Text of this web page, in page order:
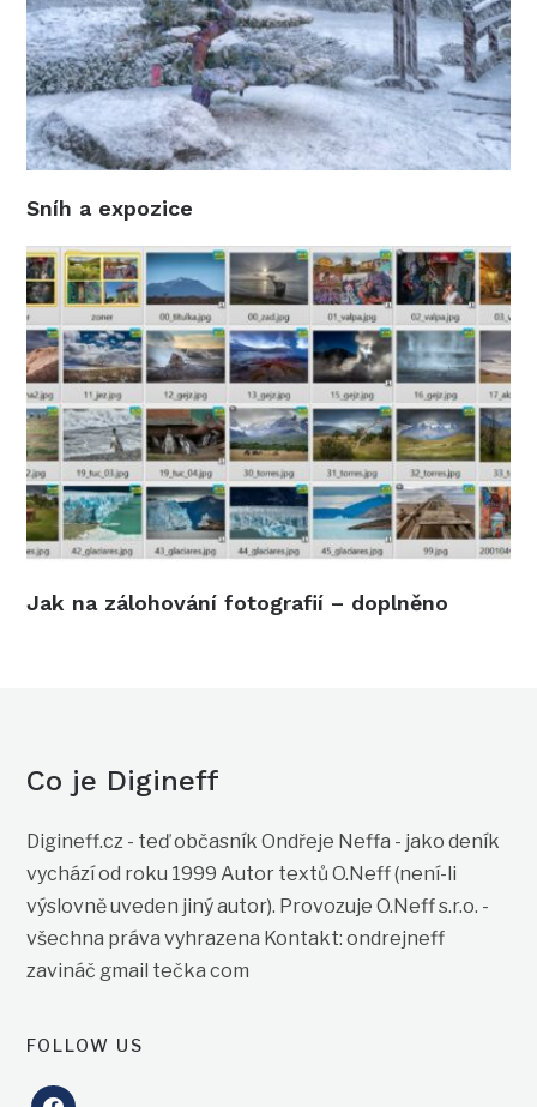
Sníh a expozice
Jak na zálohování fotografií – doplněno
Co je Digineff
Digineff.cz - teď občasník Ondřeje Neffa - jako deník
vychází od roku 1999 Autor textů O.Neff (není-li
výslovně uveden jiný autor). Provozuje O.Neff s.r.o. -
všechna práva vyhrazena Kontakt: ondrejneff
zavináč gmail tečka com
FOLLOW US
facebook